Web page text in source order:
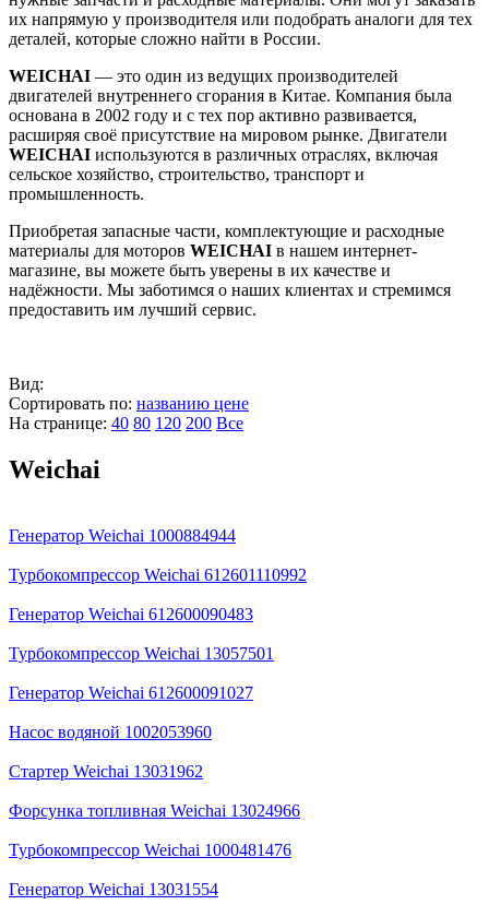
их напрямую у производителя или подобрать аналоги для тех
деталей, которые сложно найти в России.
WEICHAI — это один из ведущих производителей
двигателей внутреннего сгорания в Китае. Компания была
основана в 2002 году и с тех пор активно развивается,
расширяя своё присутствие на мировом рынке. Двигатели
WEICHAI используются в различных отраслях, включая
сельское хозяйство, строительство, транспорт и
промышленность.
Приобретая запасные части, комплектующие и расходные
материалы для моторов WEICHAI в нашем интернет-
магазине, вы можете быть уверены в их качестве и
надёжности. Мы заботимся о наших клиентах и стремимся
предоставить им лучший сервис.
Вид:
Сортировать по: названию цене
На странице: 40 80 120 200 Все
Weichai
Генератор Weichai 1000884944
Турбокомпрессор Weichai 612601110992
Генератор Weichai 612600090483
Турбокомпрессор Weichai 13057501
Генератор Weichai 612600091027
Насос водяной 1002053960
Стартер Weichai 13031962
Форсунка топливная Weichai 13024966
Турбокомпрессор Weichai 1000481476
Генератор Weichai 13031554